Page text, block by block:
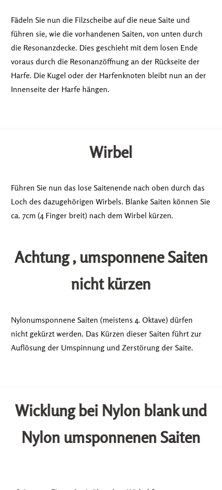
Fädeln Sie nun die Filzscheibe auf die neue Saite und
führen sie, wie die vorhandenen Saiten, von unten durch
die Resonanzdecke. Dies geschieht mit dem losen Ende
voraus durch die Resonanzöffnung an der Rückseite der
Harfe. Die Kugel oder der Harfenknoten bleibt nun an der
Innenseite der Harfe hängen.
Wirbel
Führen Sie nun das lose Saitenende nach oben durch das
Loch des dazugehörigen Wirbels. Blanke Saiten können Sie
ca. 7cm (4 Finger breit) nach dem Wirbel kürzen.
Achtung , umsponnene Saiten
nicht kürzen
Nylonumsponnene Saiten (meistens 4. Oktave) dürfen
nicht gekürzt werden. Das Kürzen dieser Saiten führt zur
Auflösung der Umspinnung und Zerstörung der Saite.
Wicklung bei Nylon blank und
Nylon umsponnenen Saiten